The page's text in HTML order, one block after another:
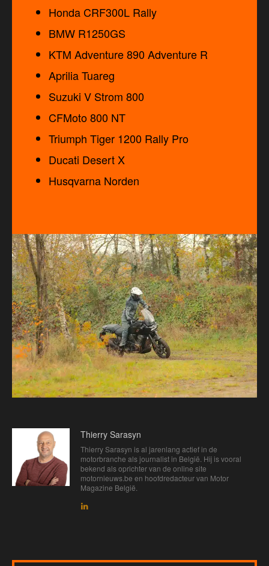
Honda CRF300L Rally
BMW R1250GS
KTM Adventure 890 Adventure R
Aprilia Tuareg
Suzuki V Strom 800
CFMoto 800 NT
Triumph Tiger 1200 Rally Pro
Ducati Desert X
Husqvarna Norden
Thierry Sarasyn
Thierry Sarasyn is al jarenlang actief in de
motorbranche als journalist in België. Hij is vooral
bekend als oprichter van de online site
motornieuws.be en hoofdredacteur van Motor
Magazine België.